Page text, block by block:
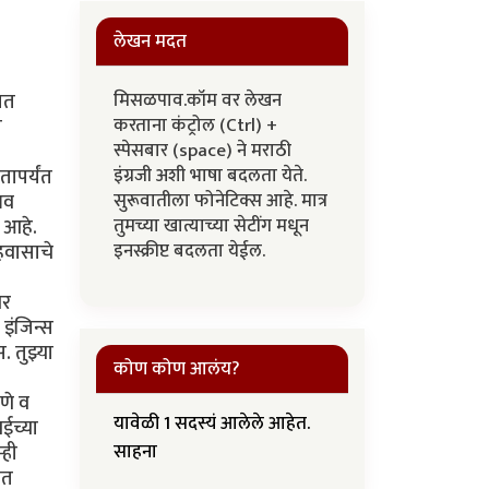
आहे.
तुझ्या
व
लेखन मदत
मिसळपाव.कॉम वर लेखन
करताना कंट्रोल (Ctrl) +
स्पेसबार (space) ने मराठी
इंग्रजी अशी भाषा बदलता येते.
सुरूवातीला फोनेटिक्स आहे. मात्र
तुमच्या खात्याच्या सेटींग मधून
इनस्क्रीप्ट बदलता येईल.
कोण कोण आलंय?
यावेळी 1 सदस्यं आलेले आहेत.
साहना